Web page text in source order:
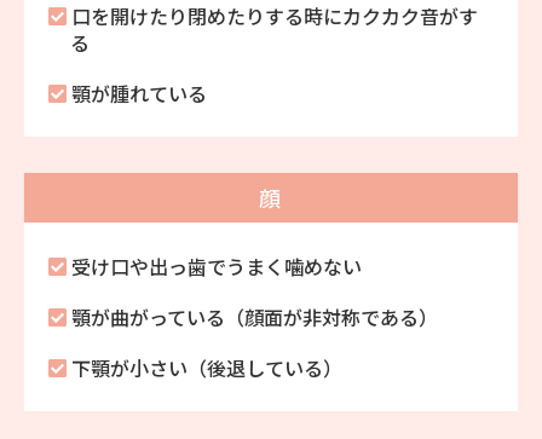
口を開けたり閉めたりする時にカクカク音がす
る
顎が腫れている
顔
受け口や出っ歯でうまく噛めない
顎が曲がっている（顔面が非対称である）
下顎が小さい（後退している）